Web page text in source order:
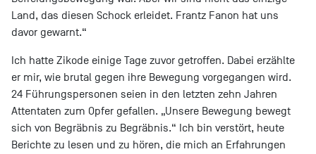
Land, das diesen Schock erleidet. Frantz Fanon hat uns
davor gewarnt.“
Ich hatte Zikode einige Tage zuvor getroffen. Dabei erzählte
er mir, wie brutal gegen ihre Bewegung vorgegangen wird.
24 Führungspersonen seien in den letzten zehn Jahren
Attentaten zum Opfer gefallen. „Unsere Bewegung bewegt
sich von Begräbnis zu Begräbnis.“ Ich bin verstört, heute
Berichte zu lesen und zu hören, die mich an Erfahrungen